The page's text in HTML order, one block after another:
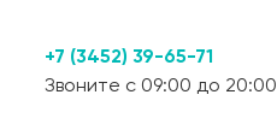
+7 (3452) 39-65-71
Звоните с 09:00 до 20:00